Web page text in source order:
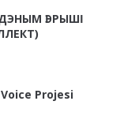
ӀЭРЫШӀ
Projesi